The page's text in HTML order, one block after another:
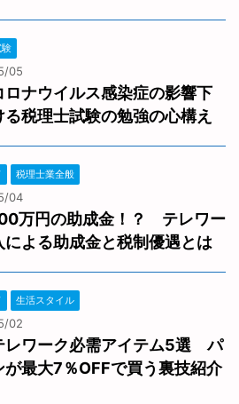
05
ロナウイルス感染症の影響下
る税理士試験の勉強の心構え
税理士業全般
04
万円の助成金！？ テレワー
による助成金と税制優遇とは
生活スタイル
02
レワーク必需アイテム5選 パ
が最大7％OFFで買う裏技紹介